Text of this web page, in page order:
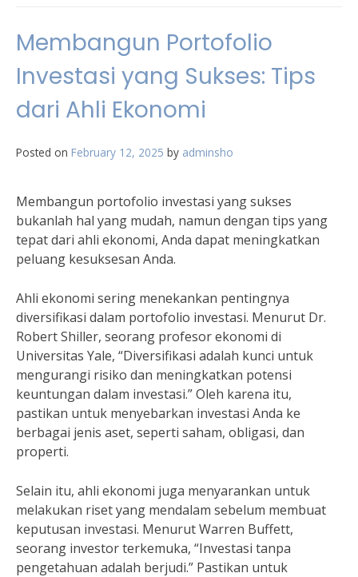
Membangun Portofolio
Investasi yang Sukses: Tips
dari Ahli Ekonomi
Posted on February 12, 2025 by adminsho
Membangun portofolio investasi yang sukses
bukanlah hal yang mudah, namun dengan tips yang
tepat dari ahli ekonomi, Anda dapat meningkatkan
peluang kesuksesan Anda.
Ahli ekonomi sering menekankan pentingnya
diversifikasi dalam portofolio investasi. Menurut Dr.
Robert Shiller, seorang profesor ekonomi di
Universitas Yale, “Diversifikasi adalah kunci untuk
mengurangi risiko dan meningkatkan potensi
keuntungan dalam investasi.” Oleh karena itu,
pastikan untuk menyebarkan investasi Anda ke
berbagai jenis aset, seperti saham, obligasi, dan
properti.
Selain itu, ahli ekonomi juga menyarankan untuk
melakukan riset yang mendalam sebelum membuat
keputusan investasi. Menurut Warren Buffett,
seorang investor terkemuka, “Investasi tanpa
pengetahuan adalah berjudi.” Pastikan untuk